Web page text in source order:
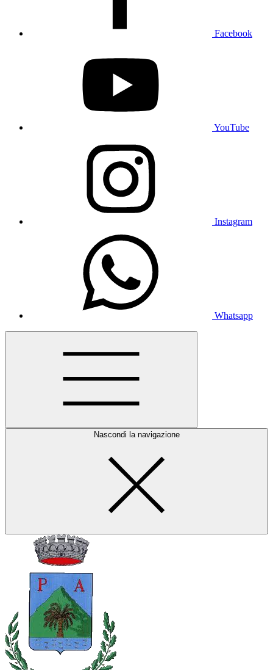
Facebook
YouTube
Instagram
Whatsapp
Nascondi la navigazione